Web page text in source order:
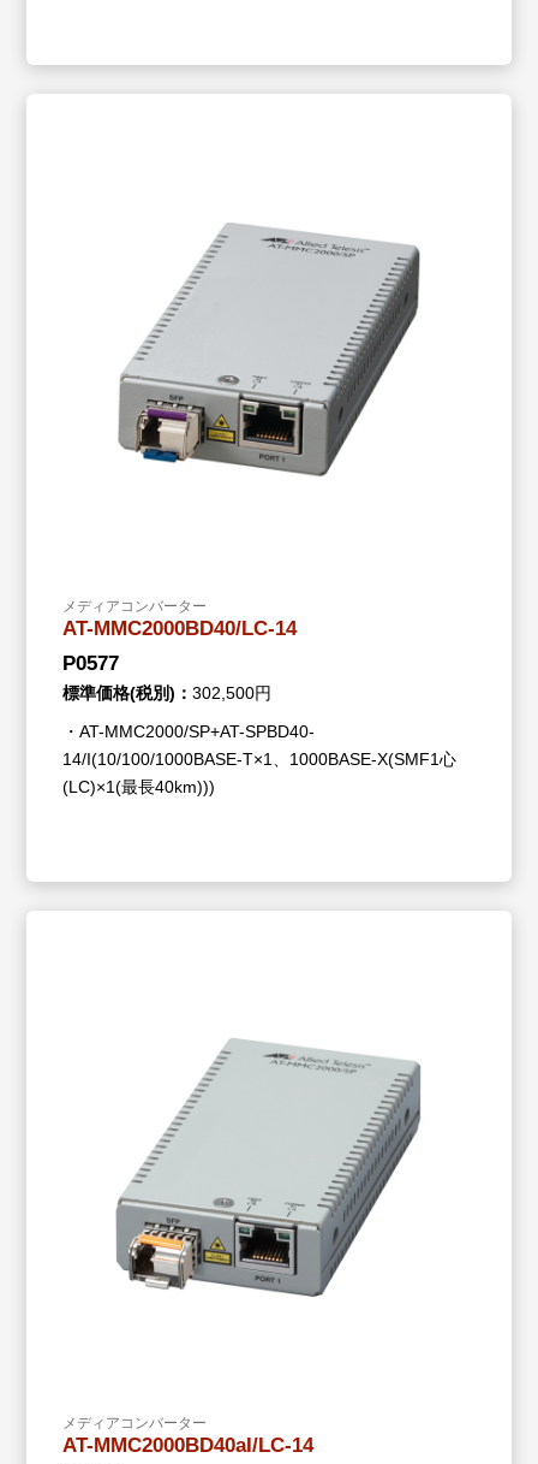
メディアコンバーター
AT-MMC2000BD40/LC-14
P0577
標準価格(税別)：302,500円
・AT-MMC2000/SP+AT-SPBD40-
14/I(10/100/1000BASE-T×1、1000BASE-X(SMF1心
(LC)×1(最長40km)))
メディアコンバーター
AT-MMC2000BD40aI/LC-14